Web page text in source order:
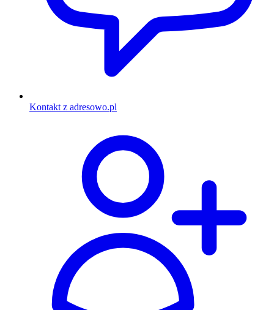
Kontakt z adresowo.pl